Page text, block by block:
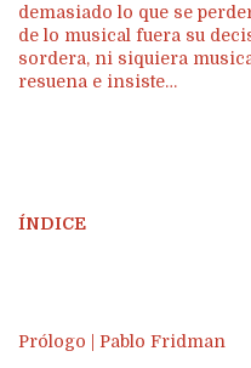
demasiado lo que se
de lo musical fuera su
sordera, ni siquiera
resuena e insiste…
ÍNDICE
Prólogo | Pablo Fridman